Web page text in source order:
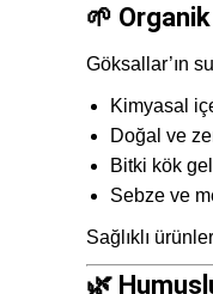
🌱
Göksallar’ın
Kimyasal
Doğal ve
Bitki kök
Sebze ve
Sağlıklı
🌿